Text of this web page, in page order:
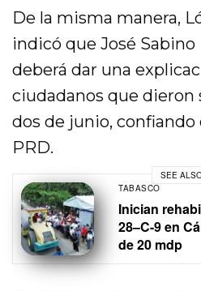
De la misma manera,
indicó que José
deberá dar una
ciudadanos que dieron
dos de junio, confiando
PRD.
SEE
TABASCO
Inician
28–C-9 en
de 20 mdp